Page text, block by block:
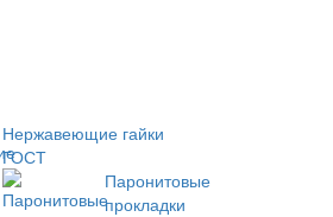
Нержавеющие гайки
ГОСТ
Паронитовые
прокладки